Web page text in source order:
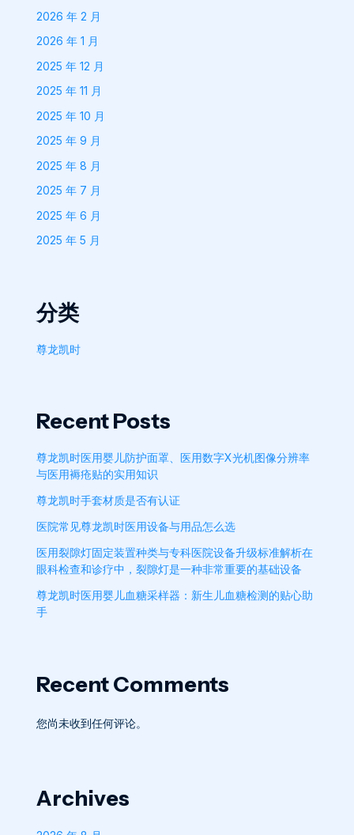
2026 年 2 月
2026 年 1 月
2025 年 12 月
2025 年 11 月
2025 年 10 月
2025 年 9 月
2025 年 8 月
2025 年 7 月
2025 年 6 月
2025 年 5 月
分类
尊龙凯时
Recent Posts
尊龙凯时医用婴儿防护面罩、医用数字X光机图像分辨率
与医用褥疮贴的实用知识
尊龙凯时手套材质是否有认证
医院常见尊龙凯时医用设备与用品怎么选
医用裂隙灯固定装置种类与专科医院设备升级标准解析在
眼科检查和诊疗中，裂隙灯是一种非常重要的基础设备
尊龙凯时医用婴儿血糖采样器：新生儿血糖检测的贴心助
手
Recent Comments
您尚未收到任何评论。
Archives